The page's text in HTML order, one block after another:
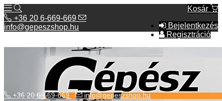
Kosár
Bejelentkezés
Regisztráció
+36 20 6-669-669
info@gepeszshop.hu
+36 20 6-669-669 info@gepeszshop.hu